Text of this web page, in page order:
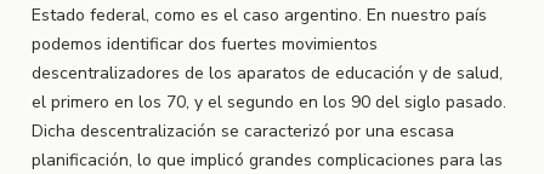
Estado federal, como es el caso argentino. En nuestro país
podemos identificar dos fuertes movimientos
descentralizadores de los aparatos de educación y de salud,
el primero en los 70, y el segundo en los 90 del siglo pasado.
Dicha descentralización se caracterizó por una escasa
planificación, lo que implicó grandes complicaciones para las